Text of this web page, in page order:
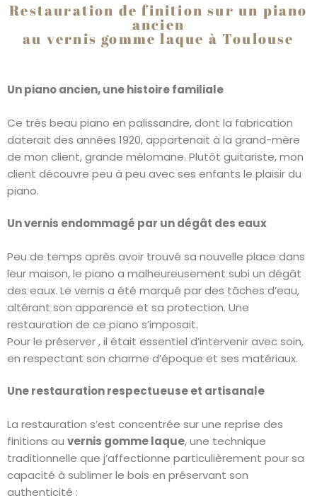
Restauration de finition sur un piano
ancien
au vernis gomme laque à Toulouse
Un piano ancien, une histoire familiale
Ce très beau piano en palissandre, dont la fabrication
daterait des années 1920, appartenait à la grand-mère
de mon client, grande mélomane. Plutôt guitariste, mon
client découvre peu à peu avec ses enfants le plaisir du
piano.
Un vernis endommagé par un dégât des eaux
Peu de temps après avoir trouvé sa nouvelle place dans
leur maison, le piano a malheureusement subi un dégât
des eaux. Le vernis a été marqué par des tâches d’eau,
altérant son apparence et sa protection. Une
restauration de ce piano s’imposait.
Pour le préserver , il était essentiel d’intervenir avec soin,
en respectant son charme d’époque et ses matériaux.
Une restauration respectueuse et artisanale
La restauration s’est concentrée sur une reprise des
finitions au vernis gomme laque, une technique
traditionnelle que j’affectionne particulièrement pour sa
capacité à sublimer le bois en préservant son
authenticité :